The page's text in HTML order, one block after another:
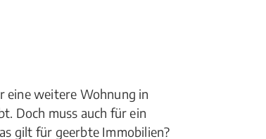
eine weitere Wohnung in
Doch muss auch für ein
gilt für geerbte Immobilien?